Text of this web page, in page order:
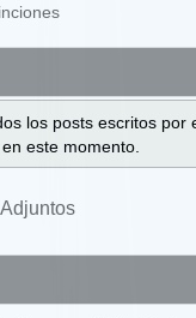
los posts escritos
este momento.
Adjuntos